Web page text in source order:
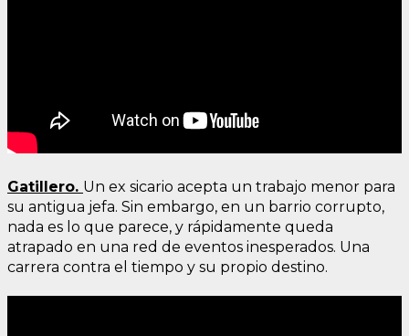
Gatillero. Un ex sicario acepta un trabajo menor para
su antigua jefa. Sin embargo, en un barrio corrupto,
nada es lo que parece, y rápidamente queda
atrapado en una red de eventos inesperados. Una
carrera contra el tiempo y su propio destino.